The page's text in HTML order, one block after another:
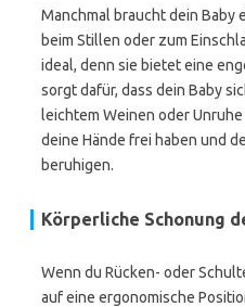
Manchmal braucht dein Baby
beim Stillen oder zum
ideal, denn sie bietet eine
sorgt dafür, dass dein Baby
leichtem Weinen oder
deine Hände frei haben und
beruhigen.
Körperliche Schonung
Wenn du Rücken- oder
auf eine ergonomische